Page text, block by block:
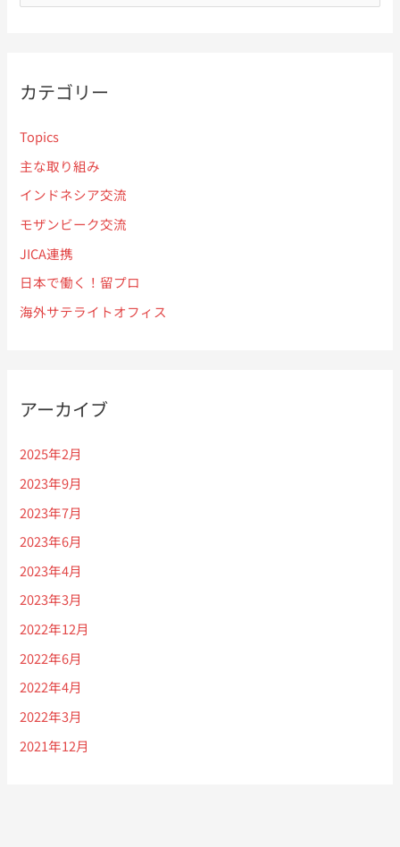
カテゴリー
Topics
主な取り組み
インドネシア交流
モザンビーク交流
JICA連携
日本で働く！留プロ
海外サテライトオフィス
アーカイブ
2025年2月
2023年9月
2023年7月
2023年6月
2023年4月
2023年3月
2022年12月
2022年6月
2022年4月
2022年3月
2021年12月